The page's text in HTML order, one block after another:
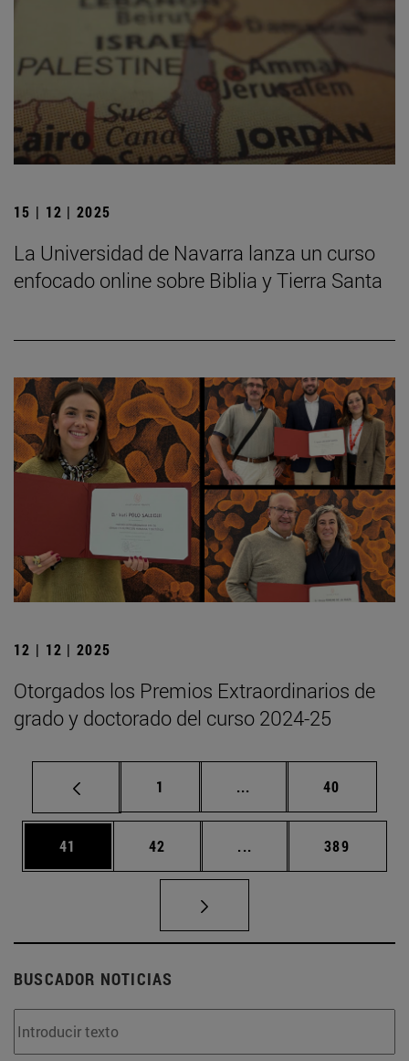
15 | 12 | 2025
La Universidad de Navarra lanza un curso
enfocado online sobre Biblia y Tierra Santa
12 | 12 | 2025
Otorgados los Premios Extraordinarios de
grado y doctorado del curso 2024-25
Página
1 ... Páginas intermedias
Página
40
Página
41 Página
42 ... Páginas intermedias
Página
389
BUSCADOR NOTICIAS